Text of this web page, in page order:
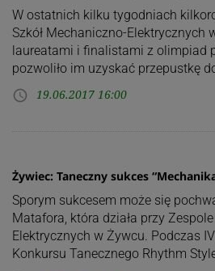
W ostatnich kilku tygodniach
Szkół Mechaniczno-Elektrycznych
laureatami i finalistami z olimpiad
pozwoliło im uzyskać przepustkę
access_time 19.06.2017 16:00
Żywiec: Taneczny sukces
Sporym sukcesem może się
Matafora, która działa przy
Elektrycznych w Żywcu. Podczas
Konkursu Tanecznego Rhythm